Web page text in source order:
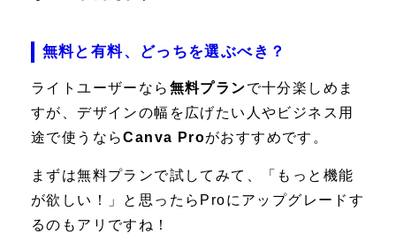
無料と有料、どっちを選ぶべき？
ライトユーザーなら 無料プランで十分楽しめま
すが、デザインの幅を広げたい人やビジネス用
途で使うならCanva Proがおすすめです。
まずは無料プランで試してみて、「もっと機能
が欲しい！」と思ったらProにアップグレードす
るのもアリですね！